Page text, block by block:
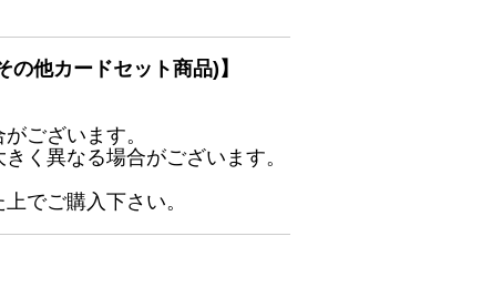
他カードセット商品)】
ございます。
く異なる場合がございます。
でご購入下さい。